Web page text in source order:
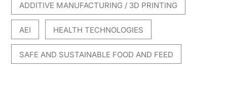
ADDITIVE MANUFACTURING / 3D PRINTING
AEI HEALTH TECHNOLOGIES
SAFE AND SUSTAINABLE FOOD AND FEED